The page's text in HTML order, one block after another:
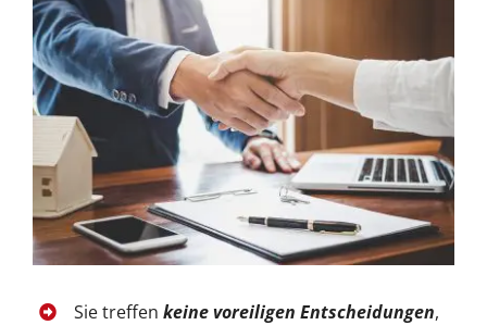
Sie treffenkeine voreiligen Entscheidungen,